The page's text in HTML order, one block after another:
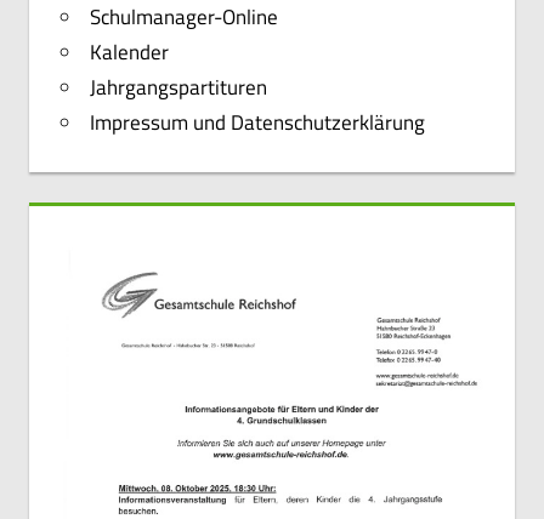
Schulmanager-Online
Kalender
Jahrgangspartituren
Impressum und Datenschutzerklärung